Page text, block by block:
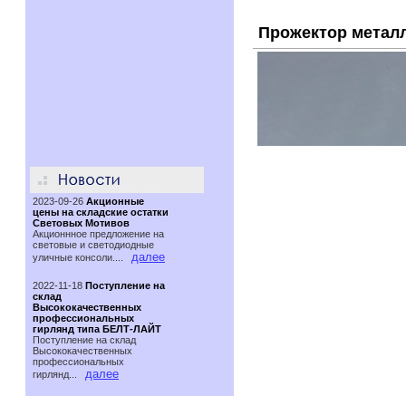
2023-09-26 Акционные
цены на складские остатки
Световых Мотивов
Акционнное предложение на
световые и светодиодные
уличные консоли....
далее
2022-11-18 Поступление на
склад
Высококачественных
профессиональных
гирлянд типа БЕЛТ-ЛАЙТ
Поступление на склад
Высококачественных
профессиональных
гирлянд...
далее
Прожектор